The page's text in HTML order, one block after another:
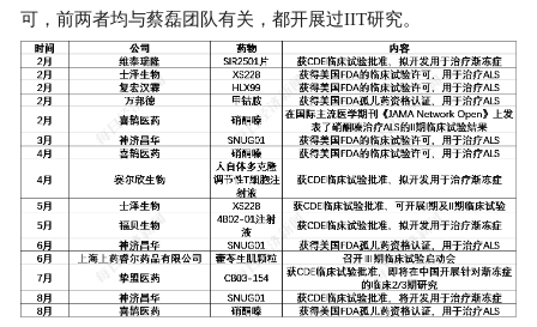
可，前两者均与蔡磊团队有关，都开展过IIT研究。